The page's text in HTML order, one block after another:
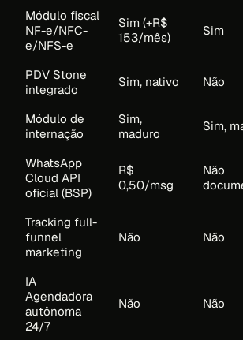
Módulo fiscal
NF-e/NFC-
e/NFS-e
Sim (+R$
153/mês)
Sim
PDV Stone
integrado
Sim, nativo Não
Módulo de
internação
Sim,
maduro
Sim,
WhatsApp
Cloud API
oficial (BSP)
R$
0,50/msg
Não
Tracking full-
funnel
marketing
Não Não
IA
Agendadora
autônoma
24/7
Não Não